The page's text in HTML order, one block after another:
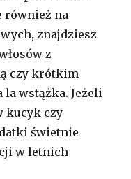
również na
znajdziesz
z
czy krótkim
la wstążka. Jeżeli
kucyk czy
świetnie
w letnich